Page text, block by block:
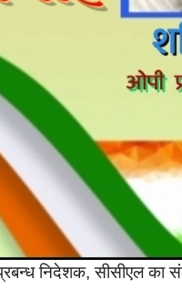
निदेशक, सीसीएल का